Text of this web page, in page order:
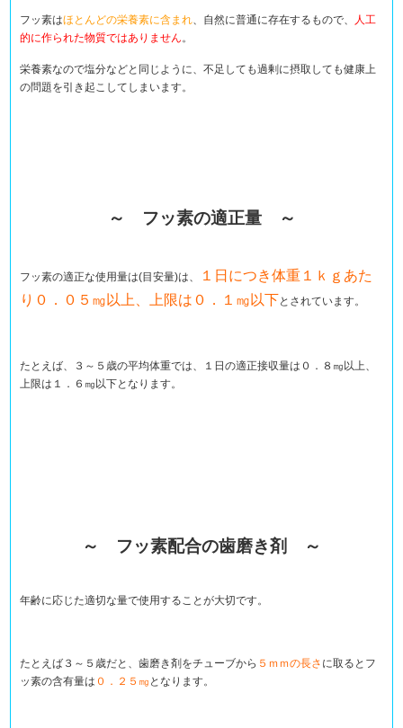
フッ素はほとんどの栄養素に含まれ、自然に普通に存在するもので、
人工
的に作られた物質ではありません。
栄養素なので塩分などと同じように、不足しても過剰に摂取しても健康上
の問題を引き起こしてしまいます。
～ フッ素の適正量 ～
フッ素の適正な使用量は(目安量)は、
１日につき体重１ｋｇあた
り０．０５㎎以上、上限は０．１㎎以下とされています。
たとえば、３～５歳の平均体重では、１日の適正接収量は０．８㎎以上、
上限は１．６㎎以下となります。
～ フッ素配合の歯磨き剤 ～
年齢に応じた適切な量で使用することが大切です。
たとえば３～５歳だと、歯磨き剤をチューブから ５ｍｍの長さ に取るとフ
ッ素の含有量は ０．２５㎎ となります。